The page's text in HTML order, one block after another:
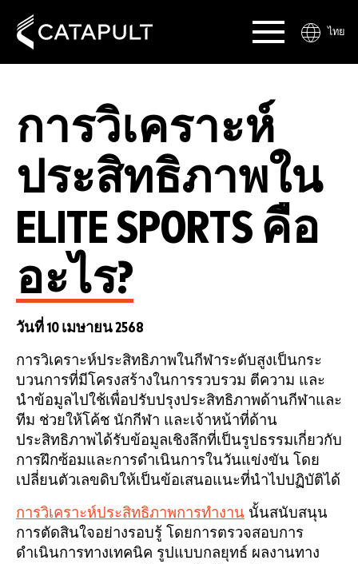
ไทย
การวิเคราะห์
ประสิทธิภาพใน
ELITE SPORTS คือ
อะไร?
วันที่ 10 เมษายน 2568
การวิเคราะห์ประสิทธิภาพในกีฬาระดับสูงเป็นกระ
บวนการที่มีโครงสร้างในการรวบรวม ตีความ และ
นำข้อมูลไปใช้เพื่อปรับปรุงประสิทธิภาพด้านกีฬาและ
ทีม ช่วยให้โค้ช นักกีฬา และเจ้าหน้าที่ด้าน
ประสิทธิภาพได้รับข้อมูลเชิงลึกที่เป็นรูปธรรมเกี่ยวกับ
การฝึกซ้อมและการดำเนินการในวันแข่งขัน โดย
เปลี่ยนตัวเลขดิบให้เป็นข้อเสนอแนะที่นำไปปฏิบัติได้
การวิเคราะห์ประสิทธิภาพการทำงาน นั้นสนับสนุน
การตัดสินใจอย่างรอบรู้ โดยการตรวจสอบการ
ดำเนินการทางเทคนิค รูปแบบกลยุทธ์ ผลงานทาง